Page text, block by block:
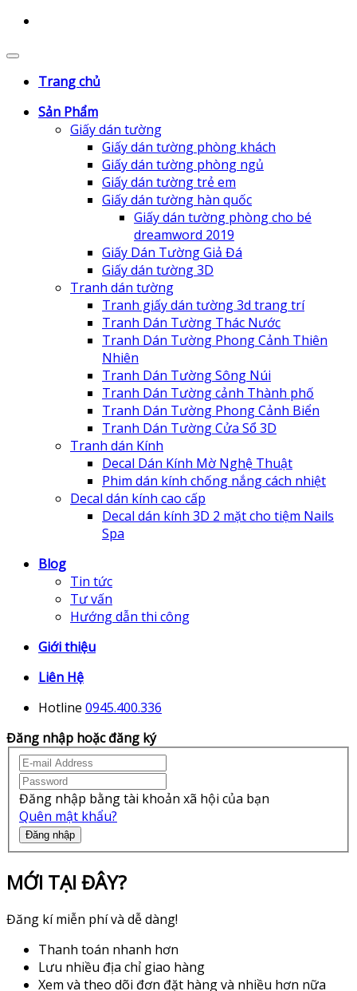
Trang chủ
Sản Phẩm
Giấy dán tường
Giấy dán tường phòng khách
Giấy dán tường phòng ngủ
Giấy dán tường trẻ em
Giấy dán tường hàn quốc
Giấy dán tường phòng cho bé
dreamword 2019
Giấy Dán Tường Giả Đá
Giấy dán tường 3D
Tranh dán tường
Tranh giấy dán tường 3d trang trí
Tranh Dán Tường Thác Nước
Tranh Dán Tường Phong Cảnh Thiên
Nhiên
Tranh Dán Tường Sông Núi
Tranh Dán Tường cảnh Thành phố
Tranh Dán Tường Phong Cảnh Biển
Tranh Dán Tường Cửa Sổ 3D
Tranh dán Kính
Decal Dán Kính Mờ Nghệ Thuật
Phim dán kính chống nắng cách nhiệt
Decal dán kính cao cấp
Decal dán kính 3D 2 mặt cho tiệm Nails
Spa
Blog
Tin tức
Tư vấn
Hướng dẫn thi công
Giới thiệu
Liên Hệ
Hotline 0945.400.336
Đăng nhập hoặc đăng ký
Đăng nhập bằng tài khoản xã hội của bạn
Quên mật khẩu?
Đăng nhập
MỚI TẠI ĐÂY?
Đăng kí miễn phí và dễ dàng!
Thanh toán nhanh hơn
Lưu nhiều địa chỉ giao hàng
Xem và theo dõi đơn đặt hàng và nhiều hơn nữa